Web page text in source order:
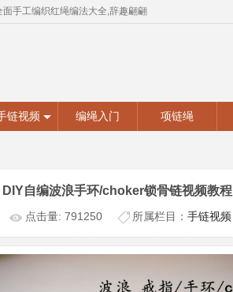
手工编织红绳编法大全,辞趣翩翩
链视频 编绳入门 项链绳
DIY自编波浪手环/choker锁骨链视频教程
点击量: 791250 所属栏目： 手链视频